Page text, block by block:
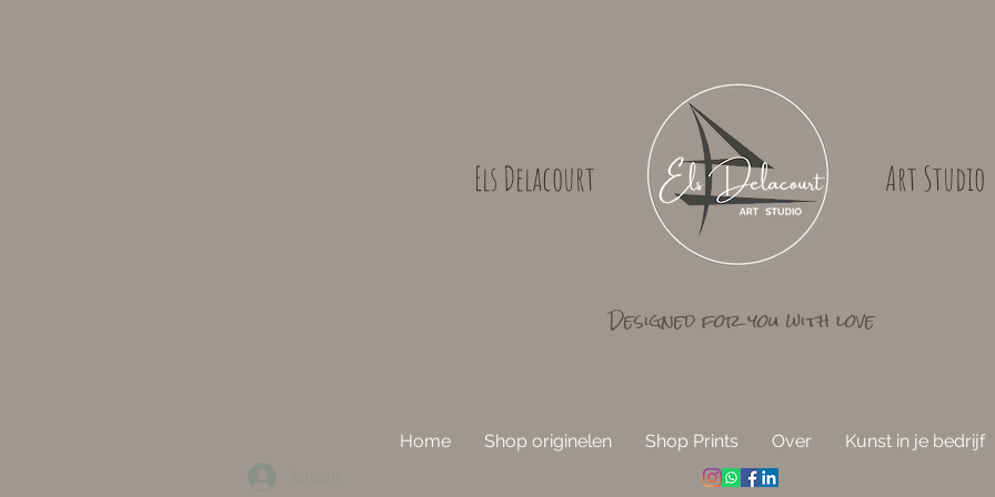
Els Delacourt
Designed for you with love
Art Studio
Home Shop originelen Shop Prints Over Kunst in je bedrijf